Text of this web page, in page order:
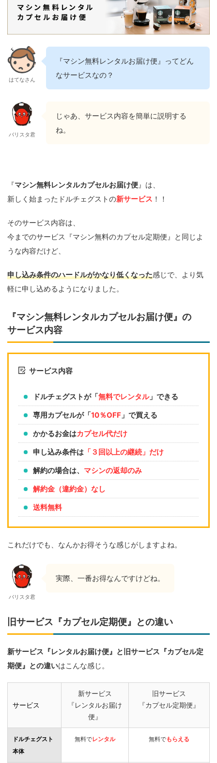
はてなさん
『マシン無料レンタルお届け便』ってどん
なサービスなの？
バリスタ君
じゃあ、サービス内容を簡単に説明する
ね。
『マシン無料レンタルカプセルお届け便』は、
新しく始まったドルチェグストの新サービス ！！
そのサービス内容は、
今までのサービス『マシン無料のカプセル定期便』と同じよ
うな内容だけど、
申し込み条件のハードルがかなり低くなった感じで、より気
軽に申し込めるようになりました。
『マシン無料レンタルカプセルお届け便』の
サービス内容
サービス内容
ドルチェグストが「無料でレンタル」できる
専用カプセルが「10％OFF 」で買える
かかるお金はカプセル代だけ
申し込み条件は 「３回以上の継続」だけ
解約の場合は、 マシンの返却のみ
解約金（違約金）なし
送料無料
これだけでも、なんかお得そうな感じがしますよね。
バリスタ君
実際、一番お得なんですけどね。
旧サービス『カプセル定期便』との違い
新サービス『レンタルお届け便』と旧サービス『カプセル定
期便』との違いはこんな感じ。
サービス
新サービス
『レンタルお届け
便』
旧サービス
『カプセル定期便』
ドルチェグスト
本体
無料でレンタル 無料でもらえる